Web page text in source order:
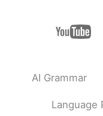
Lynn的
EN CN
For a
AI Grammar
Language